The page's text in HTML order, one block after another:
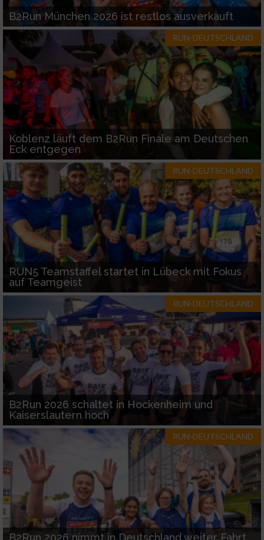
B2Run München 2026 ist restlos ausverkauft
RUN-DEUTSCHLAND
Koblenz läuft dem B2Run Finale am Deutschen
Eck entgegen
RUN-DEUTSCHLAND
RUN5 Teamstaffel startet in Lübeck mit Fokus
auf Teamgeist
RUN-DEUTSCHLAND
B2Run 2026 schaltet in Hockenheim und
Kaiserslautern hoch
RUN-DEUTSCHLAND
B2Run 2026 nimmt in Deutschland weiter Fahrt